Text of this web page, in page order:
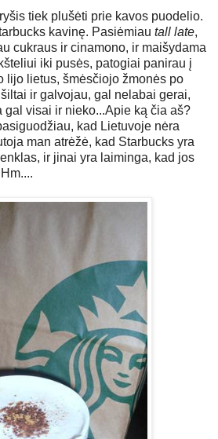
tiek plušėti prie kavos puodelio.
kavinę. Pasiėmiau tall late,
cukraus ir cinamono, ir maišydama
iki pusės, patogiai panirau į
lijo lietus, šmėsčiojo žmonės po
ir galvojau, gal nelabai gerai,
gal visai ir nieko...Apie ką čia aš?
kad Lietuvoje nėra
man atrėžė, kad Starbucks yra
ir jinai yra laiminga, kad jos